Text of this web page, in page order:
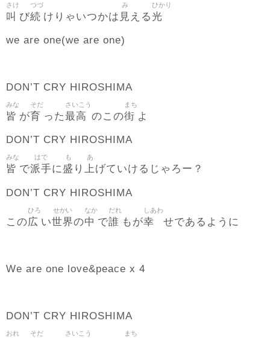
叫
さけ
び続
つづ
けりゃいつかは 見
み
える光
ひかり
we are one(we are one)
DON’T CRY HIROSHIMA
皆
みな
が育
そだ
った最高
さいこう
のこの街
まち
よ
DON’T CRY HIROSHIMA
皆
みな
で派手
はで
に盛
も
り 上
あ
げていけるじゃろー？
DON’T CRY HIROSHIMA
この広
ひろ
い世界
せかい
の中
なか
で誰
だれ
もが幸
しあわ
せであるように
We are one love&peace x 4
DON’T CRY HIROSHIMA
おれ そだ さいこう まち